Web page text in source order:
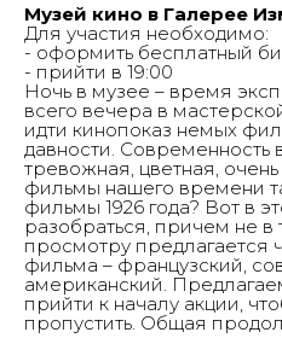
Музей кино в Галерее
Для участия необходимо:
- оформить бесплатный
- прийти в 19:00
Ночь в музее – время
всего вечера в
идти кинопоказ немых
давности. Современность
тревожная, цветная,
фильмы нашего времени
фильмы 1926 года? Вот в
разобраться, причем не в
просмотру предлагается
фильма – французский,
американский.
прийти к началу акции,
пропустить. Общая